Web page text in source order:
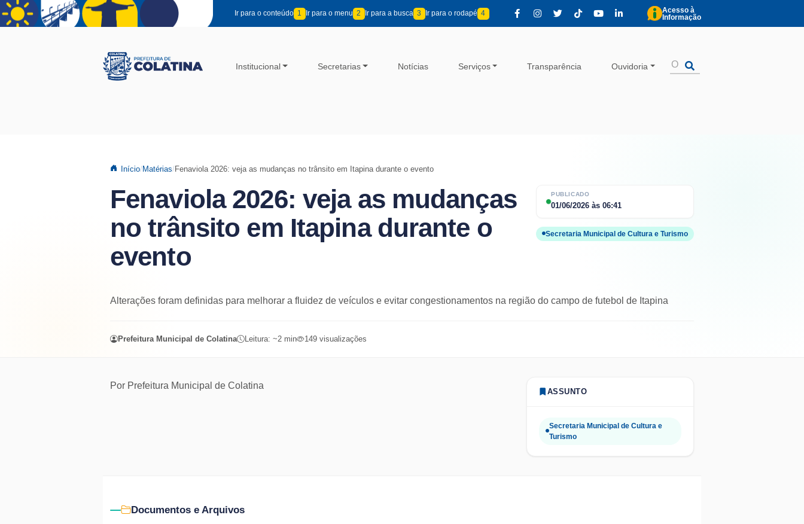
Pular para o conteúdo principal
Ir para o conteúdo 1 Ir para o menu 2 Ir para a busca 3 Ir para o rodapé 4
Acesso à
Informação
Institucional Secretarias Notícias Serviços Transparência Ouvidoria
Início Matérias Fenaviola 2026: veja as mudanças no trânsito em Itapina durante o evento
Fenaviola 2026: veja as mudanças
no trânsito em Itapina durante o
evento
PUBLICADO
01/06/2026 às 06:41
Secretaria Municipal de Cultura e Turismo
Alterações foram definidas para melhorar a fluidez de veículos e evitar congestionamentos na região do campo de futebol de Itapina
Prefeitura Municipal de Colatina Leitura: ~2 min 149 visualizações
Por Prefeitura Municipal de Colatina
ASSUNTO
Secretaria Municipal de Cultura e
Turismo
Documentos e Arquivos